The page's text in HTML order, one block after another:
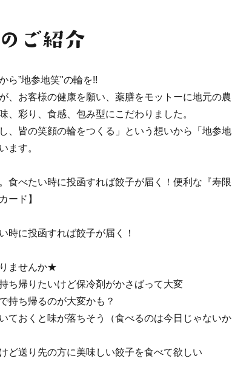
ら”地参地笑"の輪を!!
、お客様の健康を願い、薬膳をモットーに地元の農
、彩り、食感、包み型にこだわりました。
、皆の笑顔の輪をつくる」という想いから「地参地
ます。
食べたい時に投函すれば餃子が届く！便利な『寿限
ード】
時に投函すれば餃子が届く！
ませんか★
ち帰りたいけど保冷剤がかさばって大変
持ち帰るのが大変かも？
ておくと味が落ちそう（食べるのは今日じゃないか
ど送り先の方に美味しい餃子を食べて欲しい